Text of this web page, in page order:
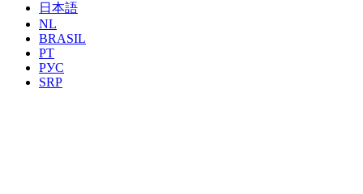
日本語
NL
BRASIL
PT
РУС
SRP